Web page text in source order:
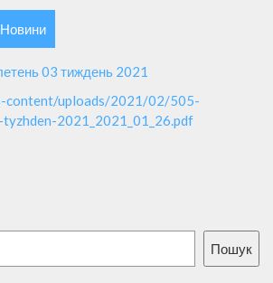
Новини
03 тиждень 2021
content/uploads/2021/02/505-
2021_2021_01_26.pdf
Пошук